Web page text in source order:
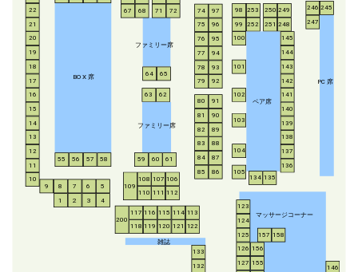
BO X 席
ファミリー席
ファミリー席
ペア席
PC 席
マッサージコーナー
雑誌
1 2 3 4
5
6
7
8
9
10
11
12
13
14
15
16
17
18
19
20
21
22
55 56 57 58 59 60 61
62
63
64 65
67
68
71
72
74
75
76
77
78
79
80
81
82
83
84
85 86
87
88
89
90
91
92
93
94
95
96
97
98
99
100
101
102
103
104
105
106
107
108
109
110 111 112
113
114
115
116
117
118 119 120 121 122
123
124
125
126
127
132
133
134 135
136
137
138
139
140
141
142
143
144
145
146
155
156
157 158
200
245
246
247
248
249
250
251
252
253